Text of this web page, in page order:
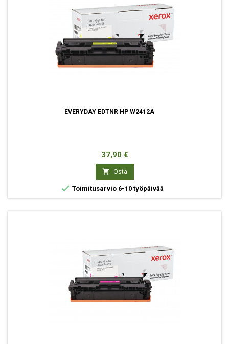
EVERYDAY EDTNR HP W2412A
Hinta
37,90 €
 Osta
 Toimitusarvio 6-10 työpäivää